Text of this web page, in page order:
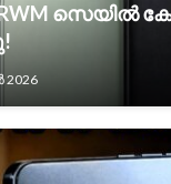
സെയിൽ